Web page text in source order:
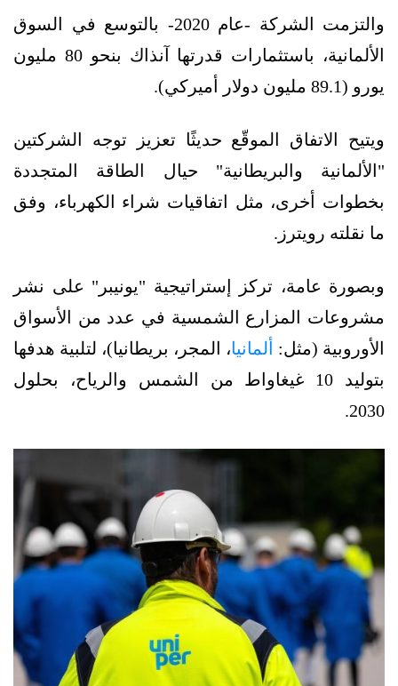
والتزمت الشركة -عام 2020- بالتوسع في السوق
الألمانية، باستثمارات قدرتها آنذاك بنحو 80 مليون
يورو (89.1 مليون دولار أميركي).
ويتيح الاتفاق الموقّع حديثًا تعزيز توجه الشركتين
"الألمانية والبريطانية" حيال الطاقة المتجددة
بخطوات أخرى، مثل اتفاقيات شراء الكهرباء، وفق
ما نقلته رويترز.
وبصورة عامة، تركز إستراتيجية "يونيبر" على نشر
مشروعات المزارع الشمسية في عدد من الأسواق
الأوروبية (مثل: ألمانيا، المجر، بريطانيا)، لتلبية هدفها
بتوليد 10 غيغاواط من الشمس والرياح، بحلول
2030.